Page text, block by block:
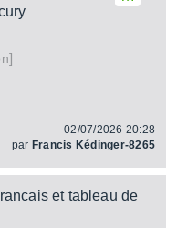
]
02/07/2026 20:28
par Francis Kédinger-8265
et tableau de